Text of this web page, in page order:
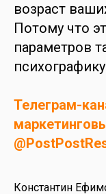
возраст
Потому что
параметров
Телеграм-
Константин